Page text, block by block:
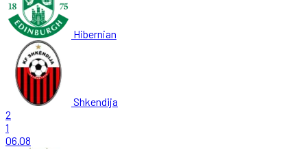
Hibernian
Shkendija
2
1
06.08